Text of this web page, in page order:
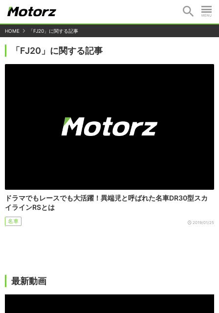
HOME 「FJ20」に関する記事
「FJ20」に関する記事
ドラマでもレースでも大活躍！異端児と呼ばれた名車DR30型スカ
イラインRSとは
名車 2019/01/25
最新動画